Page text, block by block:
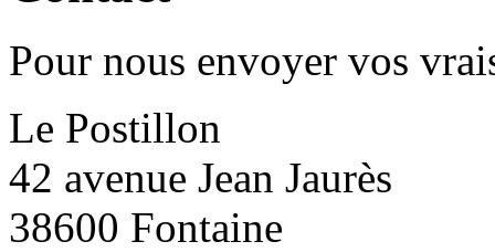
Pour nous envoyer vos
Le Postillon
42 avenue Jean Jaurès
38600 Fontaine